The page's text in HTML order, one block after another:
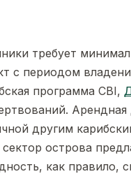
требует
с периодом
программа CBI,
Арендная
другим
острова
как правило,